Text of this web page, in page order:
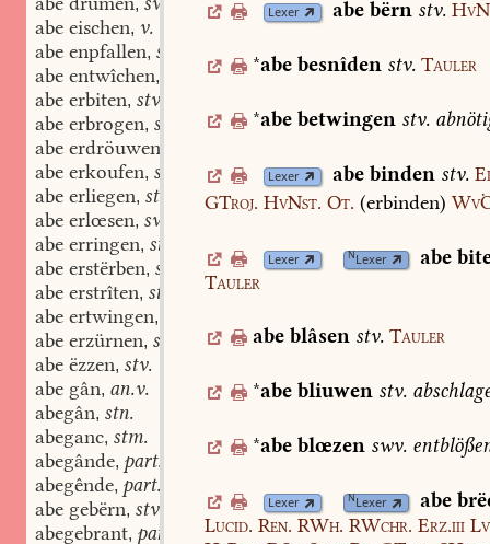
,
abe eischen, v. swv.
abe enpfallen, stv.
abe entwîchen,
abe erbiten, stv.
abe erbrogen, swv.
abe erdröuwen
abe erkoufen, swv.
abe erliegen, stv.
abe erlœsen, swv.
abe erringen, stv.
abe erstërben, stv.
abe erstrîten, stv.
abe ertwingen,
abe erzürnen, swv.
abe ëzzen, stv.
abe gân, an.v.
abegân, stn.
abeganc, stm.
abegânde, part.adj.
abegênde, part.adj.
abe gebërn, stv.
abegebrant, part.adj.
Lexer abe bërn stv.
*abebesnîden stv. Tauler
*abebetwingen stv.
Lexer abe binden stv.
GTroj. HvNst. Ot. (erbinden)
Lexer NLexer abe
Tauler
abeblâsen stv. Tauler
*abebliuwen stv.
*abeblœzen swv.
Lexer NLexer abe
Lucid. Ren. RWh. RWchr. Erz.iii